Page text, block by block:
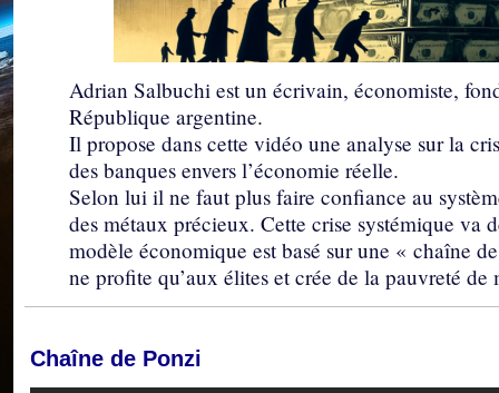
Adrian Salbuchi est un écrivain, économiste,
République argentine.
Il propose dans cette vidéo une analyse sur la
des banques envers l’économie réelle.
Selon lui il ne faut plus faire confiance au
des métaux précieux. Cette crise systémique va
modèle économique est basé sur une « chaîne
ne profite qu’aux élites et crée de la pauvreté de
Chaîne de Ponzi